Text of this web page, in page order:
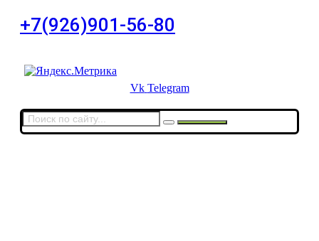
+7(926)901-56-80
Vk Telegram